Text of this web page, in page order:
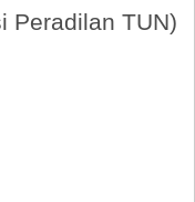
Peradilan TUN)